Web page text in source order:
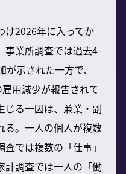
け2026年に入ってか
事業所調査では過去4
示された一方で、
用減少が報告されて
じる一因は、兼業・副
る。一人の個人が複数
では複数の「仕事」
計調査では一人の「働